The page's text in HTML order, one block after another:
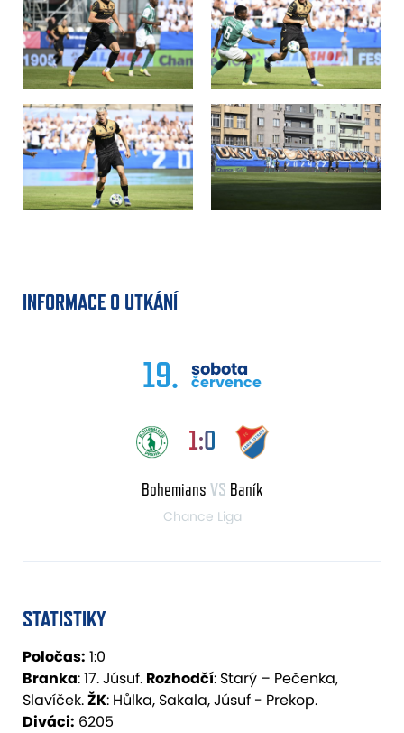
INFORMACE O UTKÁNÍ
19. sobota
července
1:0
Bohemians VS Baník
Chance Liga
STATISTIKY
Poločas: 1:0
Branka: 17. Júsuf. Rozhodčí: Starý – Pečenka,
Slavíček.ŽK: Hůlka, Sakala, Júsuf - Prekop.
Diváci: 6205